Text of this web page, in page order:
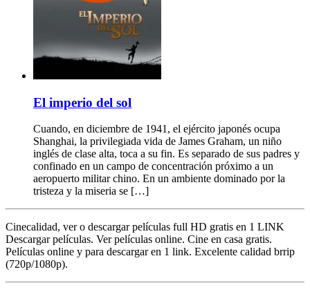
El imperio del sol
Cuando, en diciembre de 1941, el ejército japonés ocupa
Shanghai, la privilegiada vida de James Graham, un niño
inglés de clase alta, toca a su fin. Es separado de sus padres y
confinado en un campo de concentración próximo a un
aeropuerto militar chino. En un ambiente dominado por la
tristeza y la miseria se […]
Cinecalidad, ver o descargar películas full HD gratis en 1 LINK
Descargar películas. Ver películas online. Cine en casa gratis.
Películas online y para descargar en 1 link. Excelente calidad brrip
(720p/1080p).